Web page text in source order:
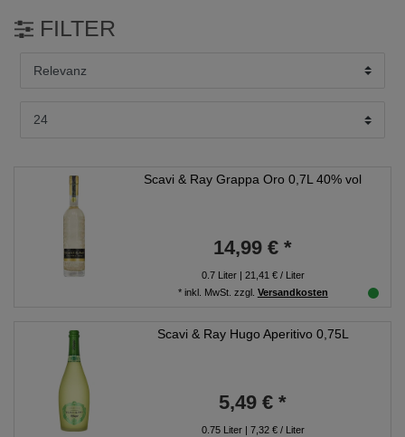
FILTER
Scavi & Ray Grappa Oro 0,7L 40% vol
14,99 € *
0.7Liter| 21,41 € / Liter
* inkl. MwSt. zzgl. Versandkosten
Scavi & Ray Hugo Aperitivo 0,75L
5,49 € *
0.75Liter| 7,32 € / Liter